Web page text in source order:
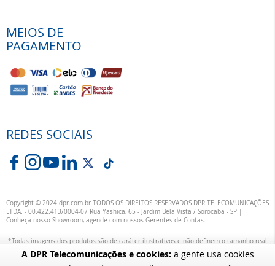
A DPR Telecomunicações e cookies:a gente usa cookies
MEIOS DE
PAGAMENTO
REDES SOCIAIS
Copyright © 2024 dpr.com.br TODOS OS DIREITOS RESERVADOS DPR TELECOMUNICAÇÕES
LTDA. - 00.422.413/0004-07 Rua Yashica, 65 - Jardim Bela Vista / Sorocaba - SP |
Conheça nosso Showroom, agende com nossos Gerentes de Contas.
*Todas imagens dos produtos são de caráter ilustrativos e não definem o tamanho real
ou exata definição das suas cores.
alterações específicas nos produtos poderão ocorrer sem aviso prévio dos fornecedores,